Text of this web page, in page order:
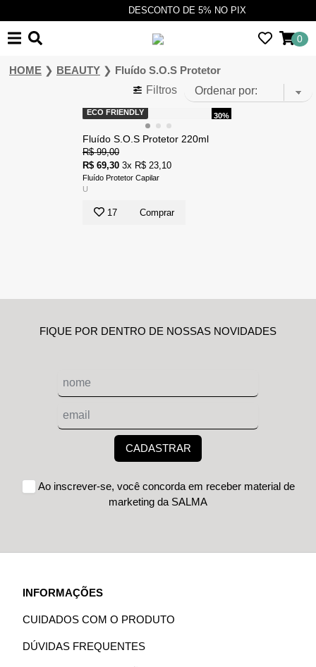
DESCONTO DE 5% NO PIX
0
HOME ❯ BEAUTY ❯ Fluído S.O.S Protetor
Filtros
30%
ECO FRIENDLY
Fluído S.O.S Protetor 220ml
R$ 99,00
R$ 69,30 3x R$ 23,10
Fluído Protetor Capilar
U
17 Comprar
FIQUE POR DENTRO DE NOSSAS NOVIDADES
CADASTRAR
Ao inscrever-se, você concorda em receber material de
marketing da SALMA
INFORMAÇÕES
CUIDADOS COM O PRODUTO
DÚVIDAS FREQUENTES